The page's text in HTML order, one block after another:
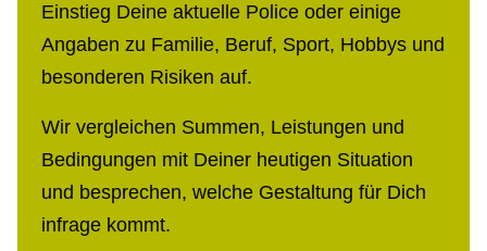
Einstieg Deine aktuelle Police oder einige
Angaben zu Familie, Beruf, Sport, Hobbys und
besonderen Risiken auf.
Wir ver­gleichen Summen, Leistungen und
Bedingungen mit Deiner heutigen Situation
und besprechen, welche Gestaltung für Dich
infrage kommt.